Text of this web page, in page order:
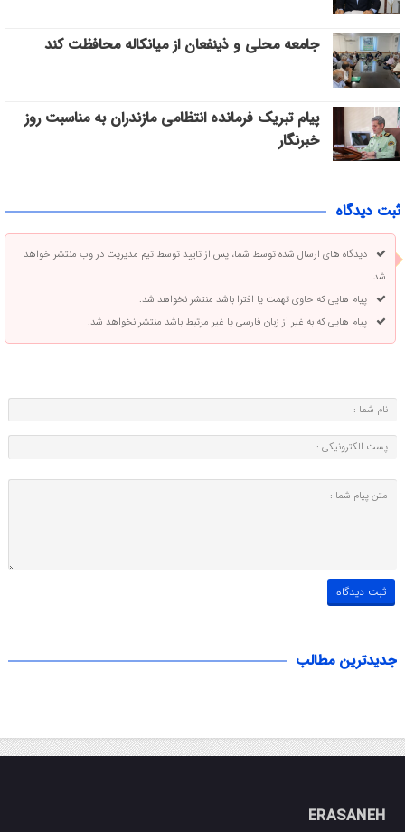
جامعه محلی و ذینفعان از میانکاله محافظت کند
پیام تبریک فرمانده انتظامی مازندران به مناسبت روز
خبرنگار
ثبت دیدگاه
دیدگاه های ارسال شده توسط شما، پس از تایید توسط تیم مدیریت در وب منتشر خواهد
شد.
پیام هایی که حاوی تهمت یا افترا باشد منتشر نخواهد شد.
پیام هایی که به غیر از زبان فارسی یا غیر مرتبط باشد منتشر نخواهد شد.
جدیدترین مطالب
ERASANEH